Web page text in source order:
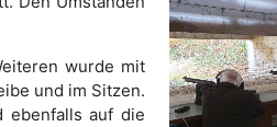
wurde mit
und im Sitzen.
ebenfalls auf die